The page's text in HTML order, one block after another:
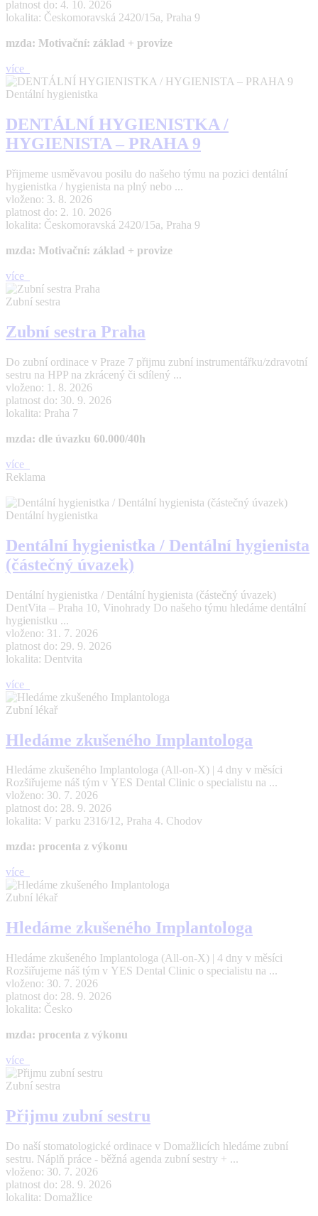
platnost do: 4. 10. 2026
lokalita: Českomoravská 2420/15a, Praha 9
mzda: Motivační: základ + provize
více
Dentální hygienistka
DENTÁLNÍ HYGIENISTKA /
HYGIENISTA – PRAHA 9
Přijmeme usměvavou posilu do našeho týmu na pozici dentální
hygienistka / hygienista na plný nebo ...
vloženo: 3. 8. 2026
platnost do: 2. 10. 2026
lokalita: Českomoravská 2420/15a, Praha 9
mzda: Motivační: základ + provize
více
Zubní sestra
Zubní sestra Praha
Do zubní ordinace v Praze 7 přijmu zubní instrumentářku/zdravotní
sestru na HPP na zkrácený či sdílený ...
vloženo: 1. 8. 2026
platnost do: 30. 9. 2026
lokalita: Praha 7
mzda: dle úvazku 60.000/40h
více
Reklama
Dentální hygienistka
Dentální hygienistka / Dentální hygienista
(částečný úvazek)
Dentální hygienistka / Dentální hygienista (částečný úvazek)
DentVita – Praha 10, Vinohrady Do našeho týmu hledáme dentální
hygienistku ...
vloženo: 31. 7. 2026
platnost do: 29. 9. 2026
lokalita: Dentvita
více
Zubní lékař
Hledáme zkušeného Implantologa
Hledáme zkušeného Implantologa (All-on-X) | 4 dny v měsíci
Rozšiřujeme náš tým v YES Dental Clinic o specialistu na ...
vloženo: 30. 7. 2026
platnost do: 28. 9. 2026
lokalita: V parku 2316/12, Praha 4. Chodov
mzda: procenta z výkonu
více
Zubní lékař
Hledáme zkušeného Implantologa
Hledáme zkušeného Implantologa (All-on-X) | 4 dny v měsíci
Rozšiřujeme náš tým v YES Dental Clinic o specialistu na ...
vloženo: 30. 7. 2026
platnost do: 28. 9. 2026
lokalita: Česko
mzda: procenta z výkonu
více
Zubní sestra
Přijmu zubní sestru
Do naší stomatologické ordinace v Domažlicích hledáme zubní
sestru. Náplň práce - běžná agenda zubní sestry + ...
vloženo: 30. 7. 2026
platnost do: 28. 9. 2026
lokalita: Domažlice